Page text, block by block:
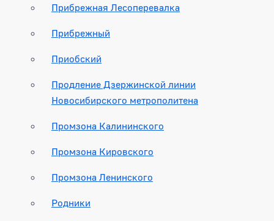
Прибрежная Лесоперевалка
Прибрежный
Приобский
Продление Дзержинской линии
Новосибирского метрополитена
Промзона Калининского
Промзона Кировского
Промзона Ленинского
Родники